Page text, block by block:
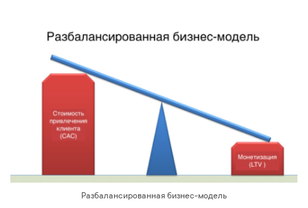
Разбалансированная бизнес-модель